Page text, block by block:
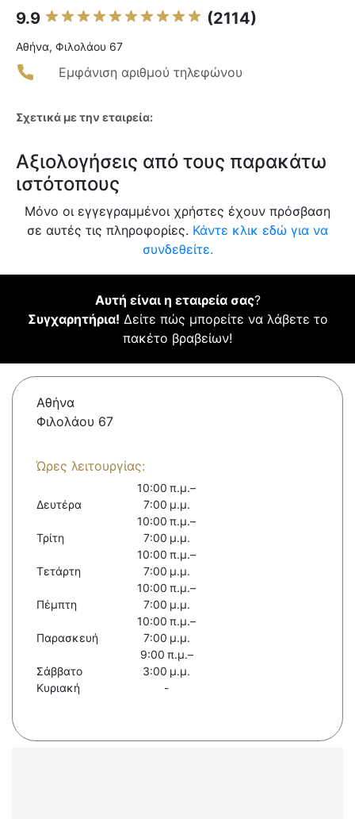
9.9 (2114)
Αθήνα, Φιλολάου 67
Εμφάνιση αριθμού τηλεφώνου
Σχετικά με την εταιρεία:
Αξιολογήσεις από τους παρακάτω
ιστότοπους
Μόνο οι εγγεγραμμένοι χρήστες έχουν πρόσβαση
σε αυτές τις πληροφορίες. Κάντε κλικ εδώ για να
συνδεθείτε.
Αυτή είναι η εταιρεία σας?
Συγχαρητήρια! Δείτε πώς μπορείτε να λάβετε το
πακέτο βραβείων!
Αθήνα
Φιλολάου 67
Ώρες λειτουργίας:
Δευτέρα
10:00 π.μ.–
7:00 μ.μ.
Τρίτη
10:00 π.μ.–
7:00 μ.μ.
Τετάρτη
10:00 π.μ.–
7:00 μ.μ.
Πέμπτη
10:00 π.μ.–
7:00 μ.μ.
Παρασκευή
10:00 π.μ.–
7:00 μ.μ.
Σάββατο
9:00 π.μ.–
3:00 μ.μ.
Κυριακή
-